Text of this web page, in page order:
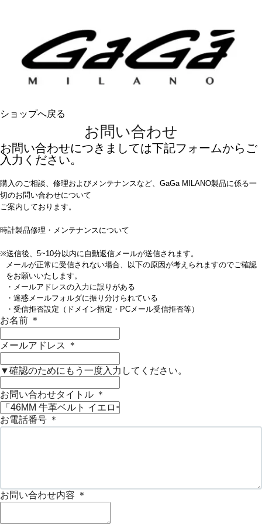
ショップへ戻る
お問い合わせ
お問い合わせにつきましては下記フォームからご
入力ください。
購入のご相談、修理およびメンテナンスなど、GaGa MILANO製品に係る一
切のお問い合わせについて
ご案内しております。
時計製品修理・メンテナンスについて
※送信後、5~10分以内に自動返信メールが送信されます。
メールが正常に受信されない場合、以下の原因が考えられますのでご確認
をお願いいたします。
・メールアドレスの入力に誤りがある
・迷惑メールフォルダに振り分けられている
・受信拒否設定（ドメイン指定・PCメール受信拒否等）
お名前 ＊
メールアドレス ＊
▼確認のためにもう一度入力してください。
お問い合わせタイトル ＊
お電話番号 ＊
お問い合わせ内容 ＊